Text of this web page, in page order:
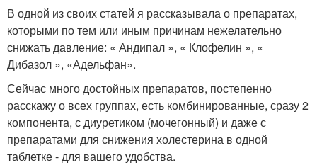
В одной из своих статей я рассказывала о препаратах,
которыми по тем или иным причинам нежелательно
снижать давление: « Андипал », « Клофелин », «
Дибазол », «Адельфан».
Сейчас много достойных препаратов, постепенно
расскажу о всех группах, есть комбинированные, сразу 2
компонента, с диуретиком (мочегонный) и даже с
препаратами для снижения холестерина в одной
таблетке - для вашего удобства.